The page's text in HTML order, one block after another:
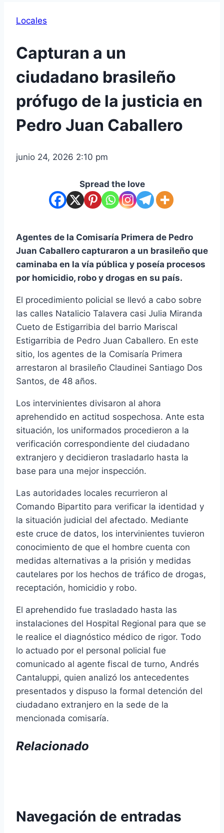
Locales
Capturan a un
ciudadano brasileño
prófugo de la justicia en
Pedro Juan Caballero
junio 24, 2026 2:10 pm
Spread the love
Agentes de la Comisaría Primera de Pedro
Juan Caballero capturaron a un brasileño que
caminaba en la vía pública y poseía procesos
por homicidio, robo y drogas en su país.
El procedimiento policial se llevó a cabo sobre
las calles Natalicio Talavera casi Julia Miranda
Cueto de Estigarribia del barrio Mariscal
Estigarribia de Pedro Juan Caballero. En este
sitio, los agentes de la Comisaría Primera
arrestaron al brasileño Claudinei Santiago Dos
Santos, de 48 años.
Los intervinientes divisaron al ahora
aprehendido en actitud sospechosa. Ante esta
situación, los uniformados procedieron a la
verificación correspondiente del ciudadano
extranjero y decidieron trasladarlo hasta la
base para una mejor inspección.
Las autoridades locales recurrieron al
Comando Bipartito para verificar la identidad y
la situación judicial del afectado. Mediante
este cruce de datos, los intervinientes tuvieron
conocimiento de que el hombre cuenta con
medidas alternativas a la prisión y medidas
cautelares por los hechos de tráfico de drogas,
receptación, homicidio y robo.
El aprehendido fue trasladado hasta las
instalaciones del Hospital Regional para que se
le realice el diagnóstico médico de rigor. Todo
lo actuado por el personal policial fue
comunicado al agente fiscal de turno, Andrés
Cantaluppi, quien analizó los antecedentes
presentados y dispuso la formal detención del
ciudadano extranjero en la sede de la
mencionada comisaría.
Relacionado
Navegación de entradas